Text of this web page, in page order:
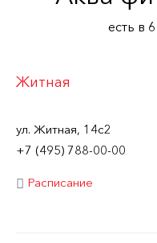
есть в
Житная
ул. Житная, 14с2
+7 (495) 788-00-00
Расписание